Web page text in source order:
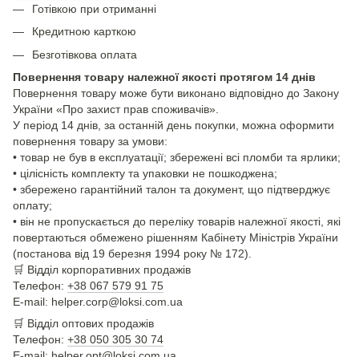
Готівкою при отриманні
Кредитною карткою
Безготівкова оплата
Повернення товару належної якості протягом 14 днів
Повернення товару може бути виконано відповідно до Закону
України «Про захист прав споживачів».
У період 14 днів, за останній день покупки, можна оформити
повернення товару за умови:
• товар не був в експлуатації; збережені всі пломби та ярлики;
• цілісність комплекту та упаковки не пошкоджена;
• збережено гарантійний талон та документ, що підтверджує
оплату;
• він не пропускається до переліку товарів належної якості, які
повертаються обмежено рішенням Кабінету Міністрів України
(постанова від 19 березня 1994 року № 172).
🛒 Відділ корпоративних продажів
Телефон: +38 067 579 91 75
E-mail: helper.corp@loksi.com.ua
🛒 Відділ оптових продажів
Телефон: +38 050 305 30 74